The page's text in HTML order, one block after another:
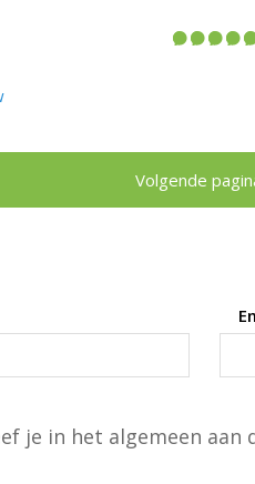
Volgende
je in het algemeen aan